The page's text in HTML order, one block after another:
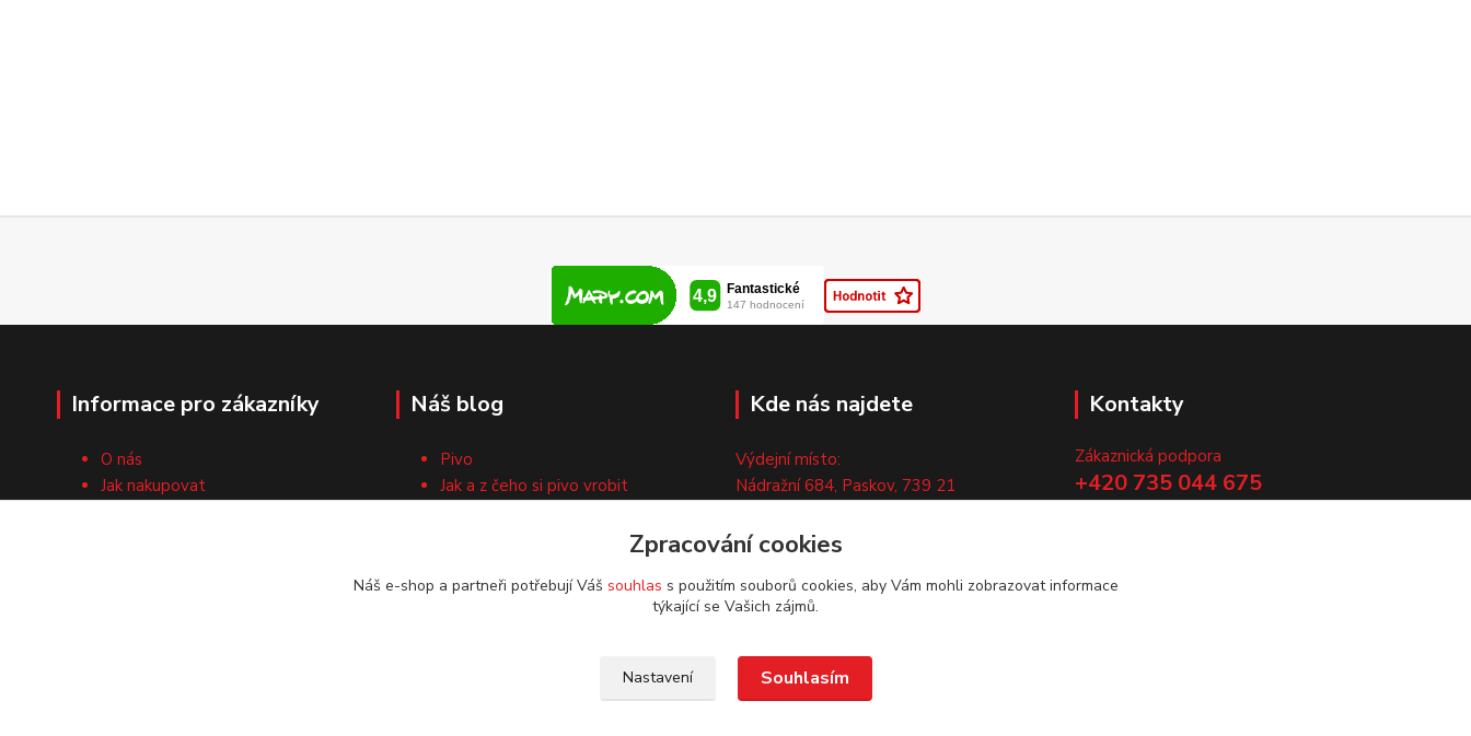
Informace pro zákazníky
O nás
Jak nakupovat
Náš blog
Pivo
Jak a z čeho si pivo vrobit
Kde nás najdete
Výdejní místo:
Nádražní 684, Paskov, 739 21
Pouze po předchozí tel. domluvě.
Kontakty
Zákaznická podpora
+420 735 044 675
Zpracování cookies
Náš e-shop a partneři potřebují Váš souhlas s použitím souborů cookies, aby Vám mohli zobrazovat informace
týkající se Vašich zájmů.
Nastavení Souhlasím